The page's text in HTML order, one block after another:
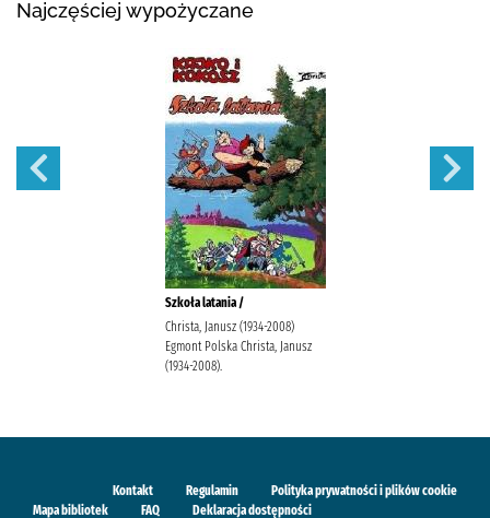
Najczęściej wypożyczane
Szkoła latania /
Christa, Janusz (1934-2008)
Egmont Polska Christa, Janusz
(1934-2008).
Kontakt Regulamin
Polityka prywatności i plików cookie
Mapa bibliotek
FAQ Deklaracja dostępności